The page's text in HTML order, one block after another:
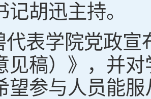
记胡迅主持。
代表学院党政
见稿）》，并
望参与人员能